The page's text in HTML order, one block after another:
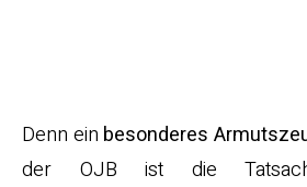
Denn ein besonderes
der OJB ist die